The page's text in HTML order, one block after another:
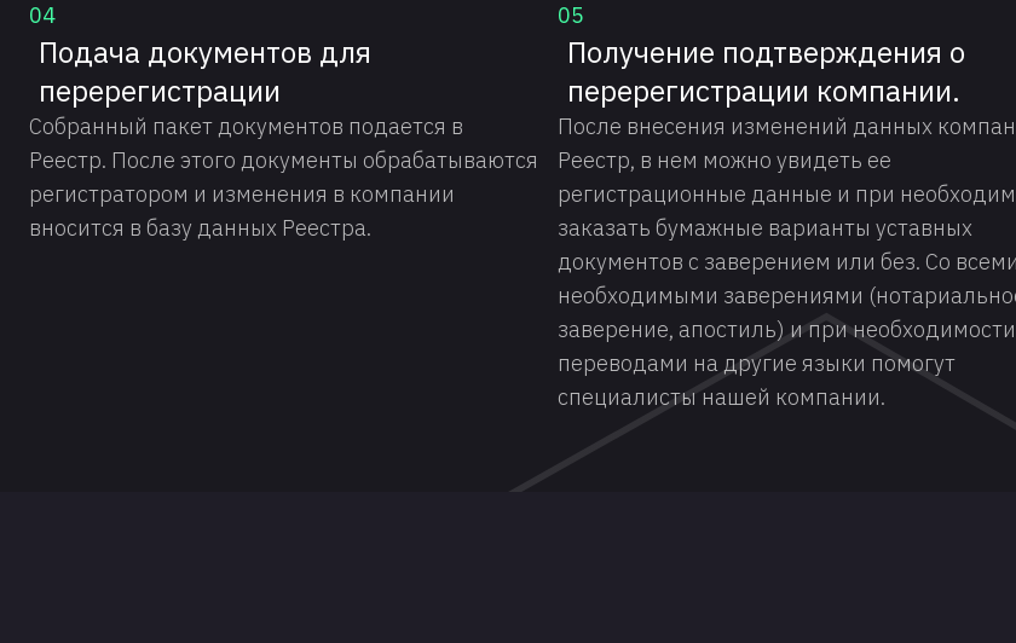
04
Подача документов для
перерегистрации
Собранный пакет документов подается в
Реестр. После этого документы обрабатываются
регистратором и изменения в компании
вносится в базу данных Реестра.
05
Получение подтверждения о
перерегистрации компании.
После внесения изменений данных
Реестр, в нем можно увидеть ее
регистрационные данные и при
заказать бумажные варианты уставных
документов с заверением или без. Со всеми
необходимыми заверениями
заверение, апостиль) и при необходимости
переводами на другие языки помогут
специалисты нашей компании.